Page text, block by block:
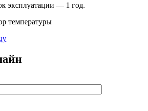
эксплуатации — 1 год.